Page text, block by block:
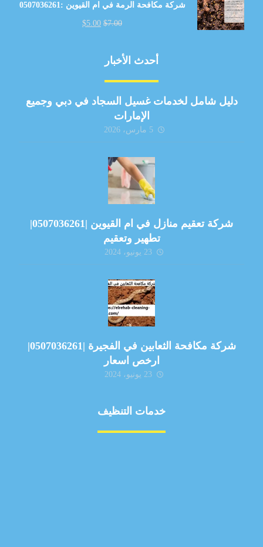
شركة مكافحة الرمة في ام القيوين :0507036261
$7.00
$5.00
أحدث الأخبار
دليل شامل لخدمات غسيل السجاد في دبي وجميع
الإمارات
5 مارس، 2026
شركة تعقيم منازل في ام القيوين |0507036261|
تطهير وتعقيم
23 يونيو، 2024
شركة مكافحة الثعابين في الفجيرة |0507036261|
ارخص اسعار
23 يونيو، 2024
خدمات التنظيف